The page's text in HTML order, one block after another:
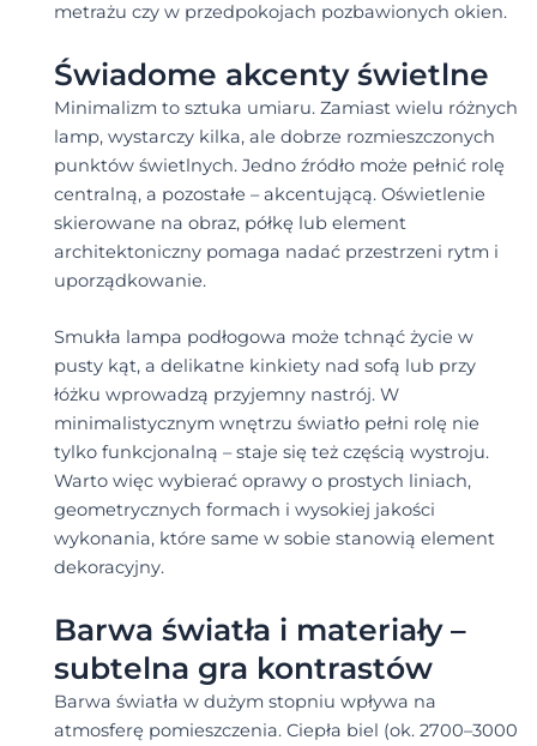
metrażu czy w przedpokojach pozbawionych okien.
Świadome akcenty świetlne
Minimalizm to sztuka umiaru. Zamiast wielu różnych
lamp, wystarczy kilka, ale dobrze rozmieszczonych
punktów świetlnych. Jedno źródło może pełnić rolę
centralną, a pozostałe – akcentującą. Oświetlenie
skierowane na obraz, półkę lub element
architektoniczny pomaga nadać przestrzeni rytm i
uporządkowanie.
Smukła lampa podłogowa może tchnąć życie w
pusty kąt, a delikatne kinkiety nad sofą lub przy
łóżku wprowadzą przyjemny nastrój. W
minimalistycznym wnętrzu światło pełni rolę nie
tylko funkcjonalną – staje się też częścią wystroju.
Warto więc wybierać oprawy o prostych liniach,
geometrycznych formach i wysokiej jakości
wykonania, które same w sobie stanowią element
dekoracyjny.
Barwa światła i materiały –
subtelna gra kontrastów
Barwa światła w dużym stopniu wpływa na
atmosferę pomieszczenia. Ciepła biel (ok. 2700–3000